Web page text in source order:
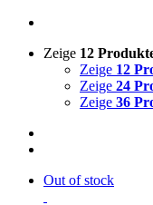
Zeige 12
Zeige 12
Zeige 24
Zeige 36
Out of stock